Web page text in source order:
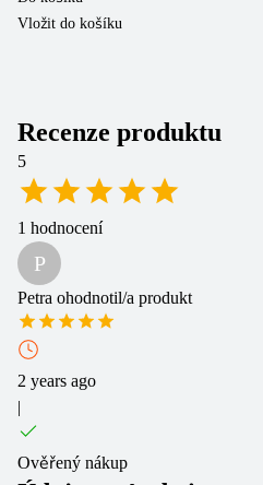
Vložit do košíku
Recenze produktu
5
1 hodnocení
P
Petra ohodnotil/a produkt
2 years ago
|
Ověřený nákup